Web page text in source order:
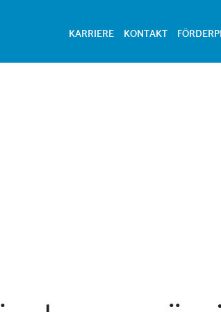
KARRIERE KONTAKT